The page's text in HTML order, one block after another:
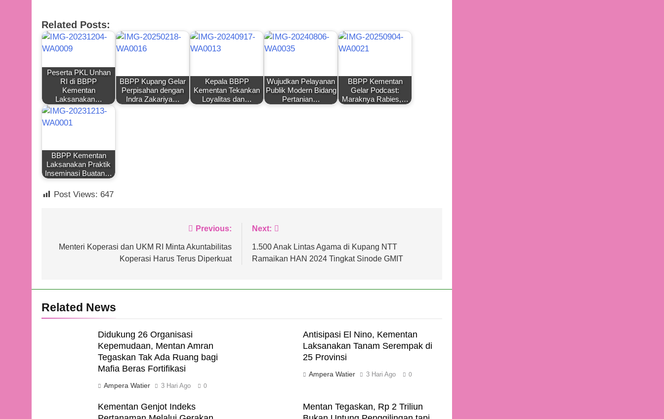
Related Posts:
Peserta PKL Unhan
RI di BBPP
Kementan
Laksanakan…
BBPP Kupang Gelar
Perpisahan dengan
Indra Zakariya…
Kepala BBPP
Kementan Tekankan
Loyalitas dan…
Wujudkan Pelayanan
Publik Modern Bidang
Pertanian…
BBPP Kementan
Gelar Podcast:
Maraknya Rabies,…
BBPP Kementan
Laksanakan Praktik
Inseminasi Buatan…
Post Views: 647
pos
Previous:
Menteri Koperasi dan UKM RI Minta Akuntabilitas
Koperasi Harus Terus Diperkuat
Next:
1.500 Anak Lintas Agama di Kupang NTT
Ramaikan HAN 2024 Tingkat Sinode GMIT
Related News
Didukung 26 Organisasi
Kepemudaan, Mentan Amran
Tegaskan Tak Ada Ruang bagi
Mafia Beras Fortifikasi
Ampera Watier 3 Hari Ago 0
Antisipasi El Nino, Kementan
Laksanakan Tanam Serempak di
25 Provinsi
Ampera Watier 3 Hari Ago 0
Kementan Genjot Indeks
Mentan Tegaskan, Rp 2 Triliun